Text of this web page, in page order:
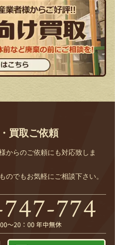
買取ご依頼
からのご依頼にも対応致しま
のでもお気軽にご相談下さい。